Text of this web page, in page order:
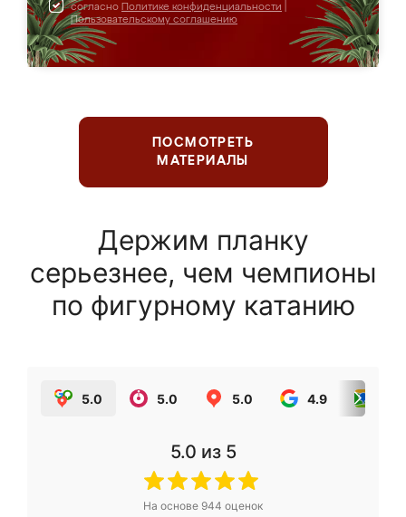
согласно Политике конфиденциальности
Пользовательскому соглашению
ПОСМОТРЕТЬ
МАТЕРИАЛЫ
Держим планку
серьезнее, чем чемпионы
по фигурному катанию
5.0 5.0 5.0 4.9
5.0 из 5
На основе 944 оценок